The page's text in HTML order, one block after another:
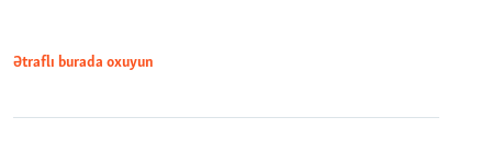
Ətraflı burada oxuyun